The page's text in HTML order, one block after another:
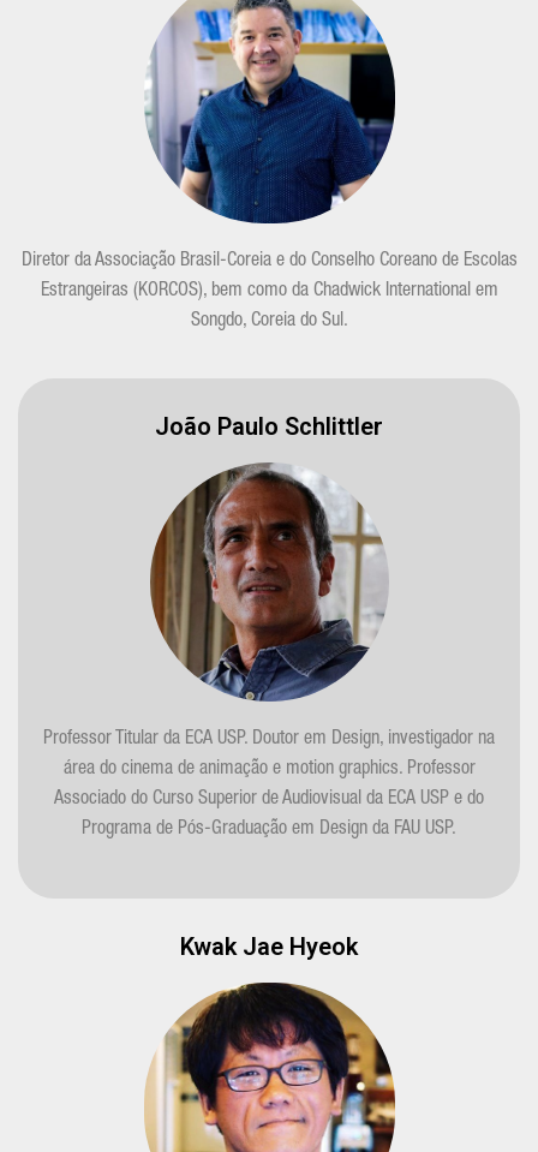
Diretor da Associação Brasil-Coreia e do Conselho Coreano de Escolas
Estrangeiras (KORCOS), bem como da Chadwick International em
Songdo, Coreia do Sul.
João Paulo Schlittler
Professor Titular da ECA USP. Doutor em Design, investigador na
área do cinema de animação e motion graphics. Professor
Associado do Curso Superior de Audiovisual da ECA USP e do
Programa de Pós-Graduação em Design da FAU USP.
Kwak Jae Hyeok